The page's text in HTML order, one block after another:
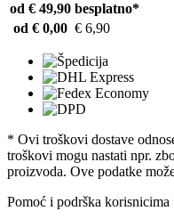
od € 49,90 besplatno*
od € 0,00 € 6,90
* Ovi troškovi dostave
troškovi mogu nastati npr.
proizvoda. Ove podatke
Pomoć i podrška korisnicima